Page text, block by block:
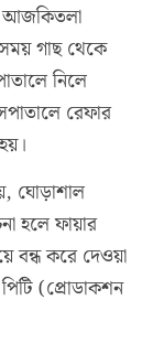
আজকিতলা
গাছ থেকে
নিলে
রেফার
ঘোড়াশাল
হলে ফায়ার
বন্ধ করে দেওয়া
(প্রোডাকশন